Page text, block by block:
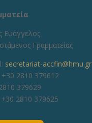
Ευάγγελος
Γραμματείας
secretariat-accfin@hmu.gr
+30 2810 379612
379629
+30 2810 379625